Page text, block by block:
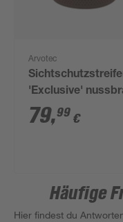
Arvotec
'Exclusive'
gelocht 2500 x 19
für
79,99 €
Häufige
Hier findest du